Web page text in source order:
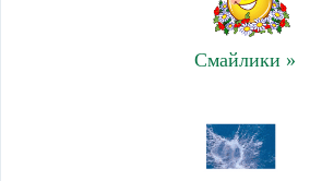
Смайлики »